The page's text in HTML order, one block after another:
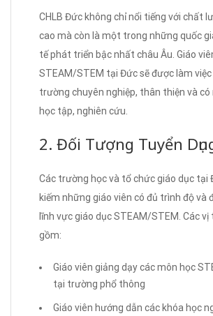
CHLB Đức không chỉ nổi tiếng với chất
cao mà còn là một trong những quốc
tế phát triển bậc nhất châu Âu. Giáo
STEAM/STEM tại Đức sẽ được làm
trường chuyên nghiệp, thân thiện và có
học tập, nghiên cứu.
2. Đối Tượng Tuyển
Các trường học và tổ chức giáo dục tại
kiếm những giáo viên có đủ trình độ và
lĩnh vực giáo dục STEAM/STEM. Các vị
gồm:
Giáo viên giảng dạy các môn học
tại trường phổ thông
Giáo viên hướng dẫn các khóa học